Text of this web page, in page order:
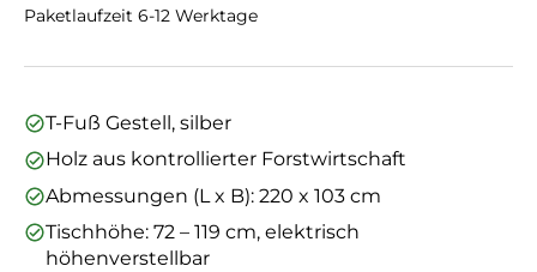
Paketlaufzeit 6-12 Werktage
T-Fuß Gestell, silber
Holz aus kontrollierter Forstwirtschaft
Abmessungen (L x B): 220 x 103 cm
Tischhöhe: 72 – 119 cm, elektrisch
höhenverstellbar